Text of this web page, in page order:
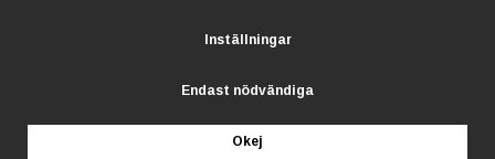
Inställningar
Endast nödvändiga
Okej